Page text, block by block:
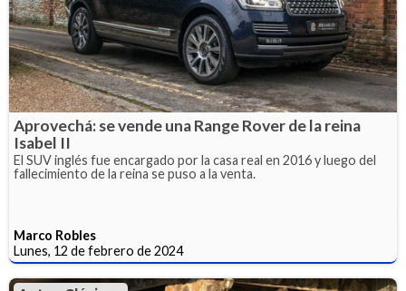
Aprovechá: se vende una Range Rover de la reina
Isabel II
El SUV inglés fue encargado por la casa real en 2016 y luego del
fallecimiento de la reina se puso a la venta.
Marco Robles
Lunes, 12 de febrero de 2024